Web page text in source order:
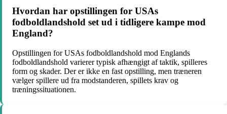
Hvordan har opstillingen for USAs
fodboldlandshold set ud i tidligere kampe mod
England?
Opstillingen for USAs fodboldlandshold mod Englands
fodboldlandshold varierer typisk afhængigt af taktik, spilleres
form og skader. Der er ikke en fast opstilling, men træneren
vælger spillere ud fra modstanderen, spillets krav og
træningssituationen.